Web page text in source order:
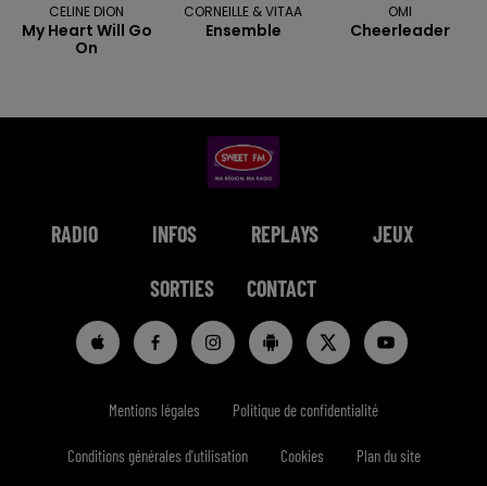
CELINE DION
My Heart Will Go
On
CORNEILLE & VITAA
Ensemble
OMI
Cheerleader
RADIO INFOS REPLAYS JEUX
SORTIES CONTACT
Mentions légales Politique de confidentialité
Conditions générales d'utilisation Cookies Plan du site